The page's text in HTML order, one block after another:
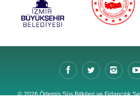
© 2026 Ödemiş Süs Bitkileri ve Fidancılık